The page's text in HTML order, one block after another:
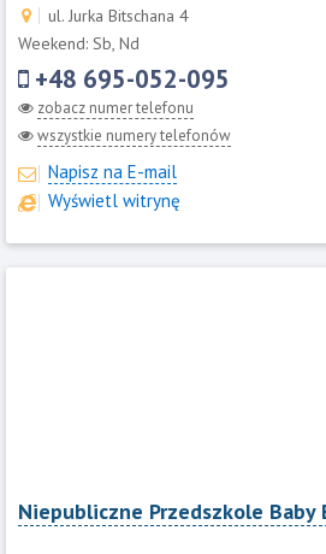
ul. Jurka Bitschana 4
Weekend: Sb, Nd
+48 695-052-095
zobacz numer telefonu
wszystkie numery telefonów
Napisz na E-mail
Wyświetl witrynę
Niepubliczne Przedszkole Baby